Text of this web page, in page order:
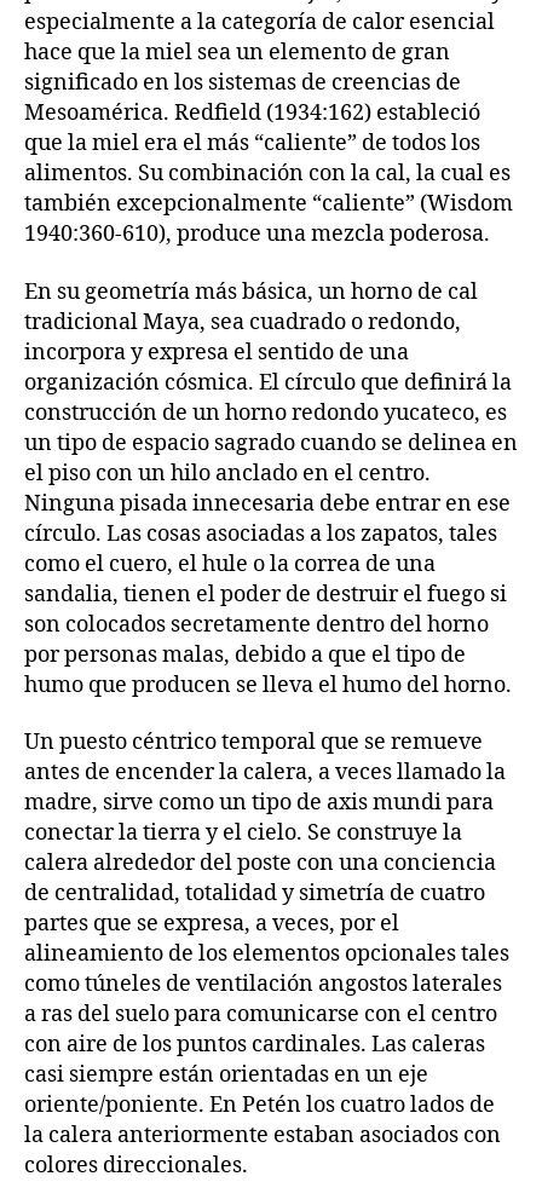
especialmente a la categoría de calor esencial
hace que la miel sea un elemento de gran
significado en los sistemas de creencias de
Mesoamérica. Redfield (1934:162) estableció
que la miel era el más “caliente” de todos los
alimentos. Su combinación con la cal, la cual es
también excepcionalmente “caliente” (Wisdom
1940:360-610), produce una mezcla poderosa.
En su geometría más básica, un horno de cal
tradicional Maya, sea cuadrado o redondo,
incorpora y expresa el sentido de una
organización cósmica. El círculo que definirá la
construcción de un horno redondo yucateco, es
un tipo de espacio sagrado cuando se delinea en
el piso con un hilo anclado en el centro.
Ninguna pisada innecesaria debe entrar en ese
círculo. Las cosas asociadas a los zapatos, tales
como el cuero, el hule o la correa de una
sandalia, tienen el poder de destruir el fuego si
son colocados secretamente dentro del horno
por personas malas, debido a que el tipo de
humo que producen se lleva el humo del horno.
Un puesto céntrico temporal que se remueve
antes de encender la calera, a veces llamado la
madre, sirve como un tipo de axis mundi para
conectar la tierra y el cielo. Se construye la
calera alrededor del poste con una conciencia
de centralidad, totalidad y simetría de cuatro
partes que se expresa, a veces, por el
alineamiento de los elementos opcionales tales
como túneles de ventilación angostos laterales
a ras del suelo para comunicarse con el centro
con aire de los puntos cardinales. Las caleras
casi siempre están orientadas en un eje
oriente/poniente. En Petén los cuatro lados de
la calera anteriormente estaban asociados con
colores direccionales.